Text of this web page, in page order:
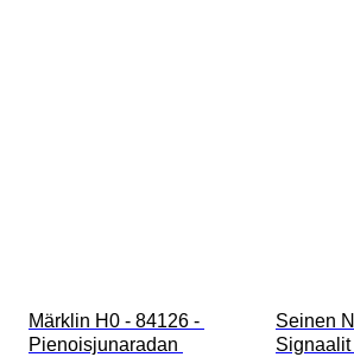
Märklin H0 - 84126 -
Pienoisjunaradan
Seinen
Signaalit